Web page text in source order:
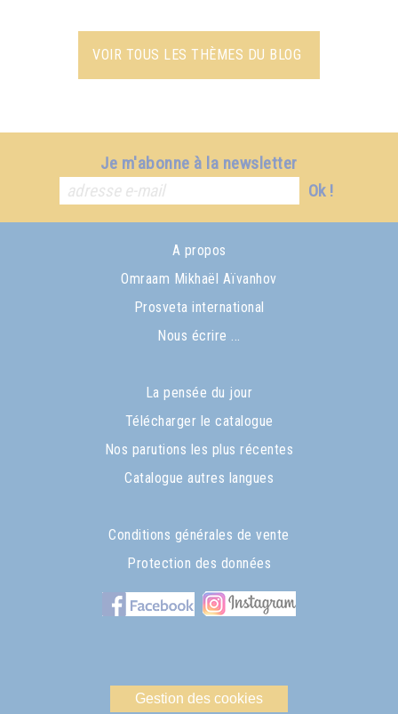
VOIR TOUS LES THÈMES DU BLOG
Je m'abonne à la newsletter
Ok !
A propos
Omraam Mikhaël Aïvanhov
Prosveta international
Nous écrire ...
La pensée du jour
Télécharger le catalogue
Nos parutions les plus récentes
Catalogue autres langues
Conditions générales de vente
Protection des données
Gestion des cookies